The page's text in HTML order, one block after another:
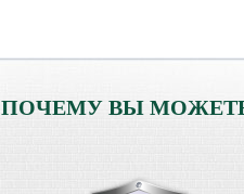
ПОЧЕМУ ВЫ